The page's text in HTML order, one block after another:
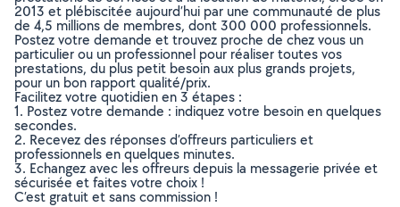
2013 et plébiscitée aujourd’hui par une communauté de plus
de 4,5 millions de membres, dont 300 000 professionnels.
Postez votre demande et trouvez proche de chez vous un
particulier ou un professionnel pour réaliser toutes vos
prestations, du plus petit besoin aux plus grands projets,
pour un bon rapport qualité/prix.
Facilitez votre quotidien en 3 étapes :
1. Postez votre demande : indiquez votre besoin en quelques
secondes.
2. Recevez des réponses d’offreurs particuliers et
professionnels en quelques minutes.
3. Echangez avec les offreurs depuis la messagerie privée et
sécurisée et faites votre choix !
C’est gratuit et sans commission !